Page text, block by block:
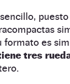
formato es
tres